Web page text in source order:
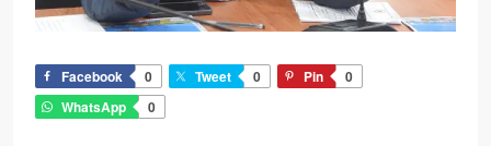
Facebook 0 Tweet 0 Pin
0
WhatsApp
0